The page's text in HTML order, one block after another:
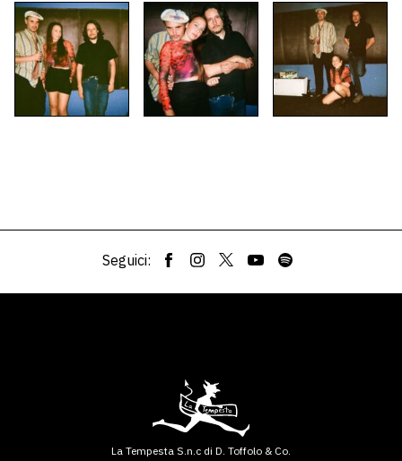
Seguici:
La Tempesta S.n.c di D. Toffolo & Co.